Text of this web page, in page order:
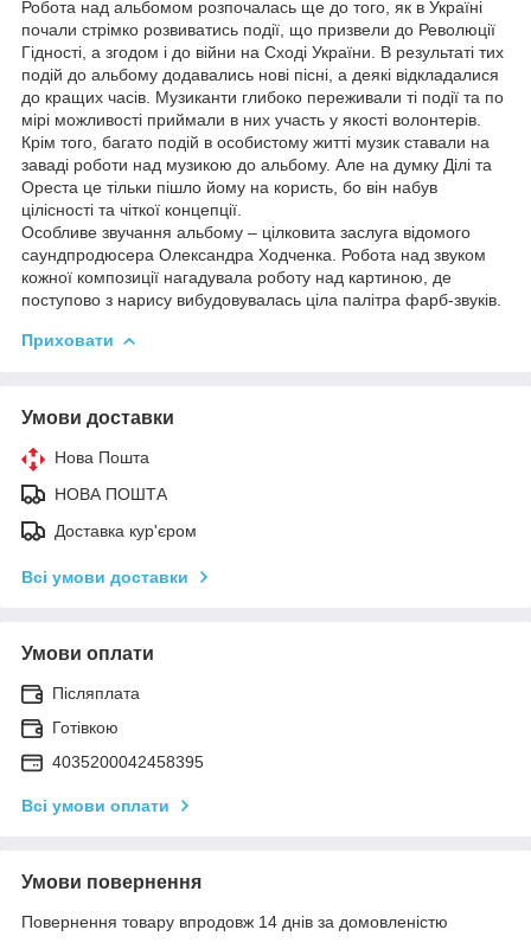
Робота над альбомом розпочалась ще до того, як в Україні
почали стрімко розвиватись події, що призвели до Революції
Гідності, а згодом і до війни на Сході України. В результаті тих
подій до альбому додавались нові пісні, а деякі відкладалися
до кращих часів. Музиканти глибоко переживали ті події та по
мірі можливості приймали в них участь у якості волонтерів.
Крім того, багато подій в особистому житті музик ставали на
заваді роботи над музикою до альбому. Але на думку Ділі та
Ореста це тільки пішло йому на користь, бо він набув
цілісності та чіткої концепції.
Особливе звучання альбому – цілковита заслуга відомого
саундпродюсера Олександра Ходченка. Робота над звуком
кожної композиції нагадувала роботу над картиною, де
поступово з нарису вибудовувалась ціла палітра фарб-звуків.
Приховати
Умови доставки
Нова Пошта
НОВА ПОШТА
Доставка кур'єром
Всі умови доставки
Умови оплати
Післяплата
Готівкою
4035200042458395
Всі умови оплати
Умови повернення
Повернення товару впродовж 14 днів за домовленістю